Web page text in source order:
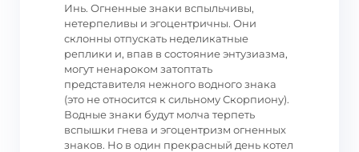
Инь. Огненные знаки вспыльчивы,
нетерпеливы и эгоцентричны. Они
склонны отпускать неделикатные
реплики и, впав в состояние энтузиазма,
могут ненароком затоптать
представителя нежного водного знака
(это не относится к сильному Скорпиону).
Водные знаки будут молча терпеть
вспышки гнева и эгоцентризм огненных
знаков. Но в один прекрасный день котел